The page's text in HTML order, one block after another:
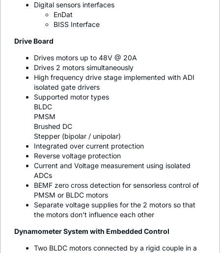
Digital sensors interfaces
EnDat
BISS Interface
Drive Board
Drives motors up to 48V @ 20A
Drives 2 motors simultaneously
High frequency drive stage implemented with ADI
isolated gate drivers
Supported motor types
BLDC
PMSM
Brushed DC
Stepper (bipolar / unipolar)
Integrated over current protection
Reverse voltage protection
Current and Voltage measurement using isolated
ADCs
BEMF zero cross detection for sensorless control of
PMSM or BLDC motors
Separate voltage supplies for the 2 motors so that
the motors don't influence each other
Dynamometer System with Embedded Control
Two BLDC motors connected by a rigid couple in a